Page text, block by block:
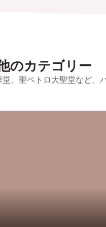
のカテゴリー
、聖ペトロ大聖堂など、